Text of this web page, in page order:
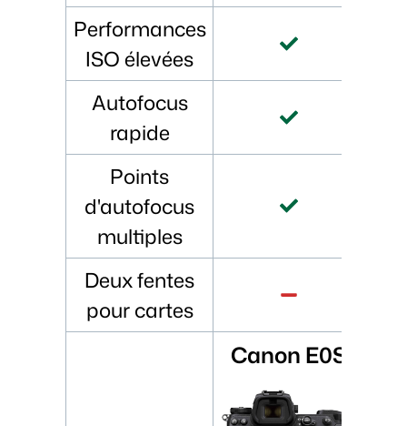
Performances
ISO élevées
Autofocus
rapide
Points
d'autofocus
multiples
Deux fentes
pour cartes
Canon E0S